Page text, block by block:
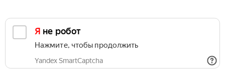
Я не робот
Нажмите, чтобы продолжить
Yandex SmartCaptcha